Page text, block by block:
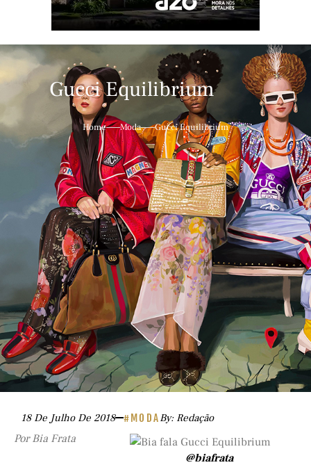
Gucci Equilibrium
Home Moda Gucci Equilibrium
18 De Julho De 2018 #MODABy: Redação
@biafrata
Por Bia Frata